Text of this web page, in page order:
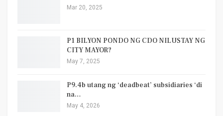
Mar 20, 2025
P1 BILYON PONDO NG CDO NILUSTAY NG
CITY MAYOR?
May 7, 2025
P9.4b utang ng ‘deadbeat’ subsidiaries ‘di
na…
May 4, 2026